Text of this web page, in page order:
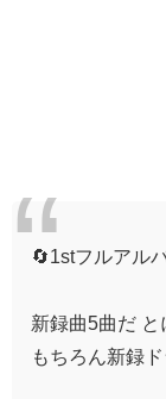
🔄1stフルアル
新録曲5曲だ
もちろん新録